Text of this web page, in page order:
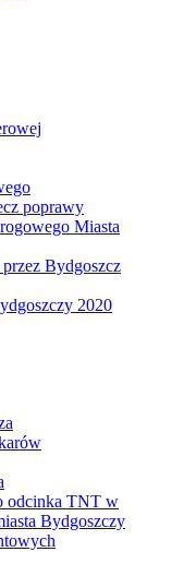
poprawy
Miasta
Bydgoszcz
2020
odcinka TNT w
Bydgoszczy